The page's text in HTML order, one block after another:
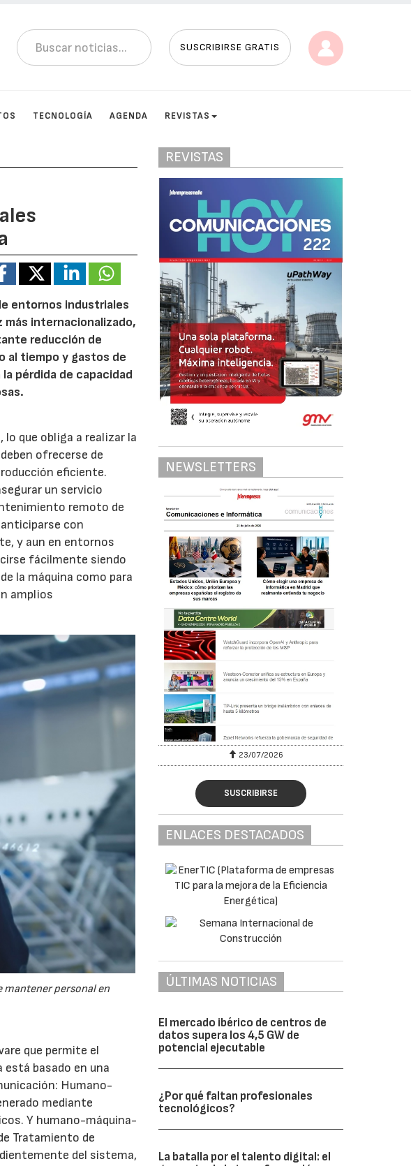
SUSCRIBIRSE GRATIS
TECNOLOGÍA AGENDA REVISTAS
entornos industriales
más internacionalizado,
reducción de
al tiempo y gastos de
pérdida de capacidad
que obliga a realizar la
ofrecerse de
eficiente.
un servicio
remoto de
con
y aun en entornos
fácilmente siendo
la máquina como para
amplios
mantener personal en
que permite el
basado en una
Humano-
mediante
Y humano-máquina-
Tratamiento de
del sistema,
REVISTAS
NEWSLETTERS
23/07/2026
SUSCRIBIRSE
ENLACES DESTACADOS
ÚLTIMAS NOTICIAS
El mercado ibérico de centros de
datos supera los 4,5 GW de
potencial ejecutable
¿Por qué faltan profesionales
tecnológicos?
La batalla por el talento digital: el